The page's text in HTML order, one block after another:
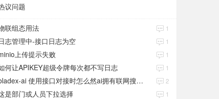
议问题
联组态用法 1
志管理中-接口日志为空 1
上传提示失败 1
何让APIKEY超级令牌每次都不写日志 1
bladex-ai 使用接口对接时怎么然ai拥有联网搜索功能 2
是部门或人员下拉选择 1